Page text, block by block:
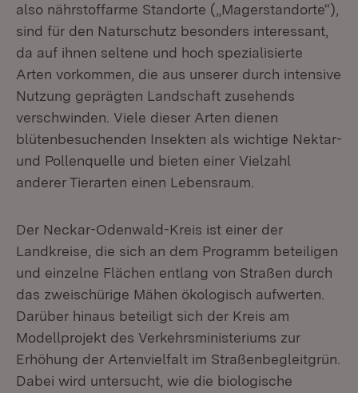
also nährstoffarme Standorte („Magerstandorte“),
sind für den Naturschutz besonders interessant,
da auf ihnen seltene und hoch spezialisierte
Arten vorkommen, die aus unserer durch intensive
Nutzung geprägten Landschaft zusehends
verschwinden. Viele dieser Arten dienen
blütenbesuchenden Insekten als wichtige Nektar-
und Pollenquelle und bieten einer Vielzahl
anderer Tierarten einen Lebensraum.
Der Neckar-Odenwald-Kreis ist einer der
Landkreise, die sich an dem Programm beteiligen
und einzelne Flächen entlang von Straßen durch
das zweischürige Mähen ökologisch aufwerten.
Darüber hinaus beteiligt sich der Kreis am
Modellprojekt des Verkehrsministeriums zur
Erhöhung der Artenvielfalt im Straßenbegleitgrün.
Dabei wird untersucht, wie die biologische